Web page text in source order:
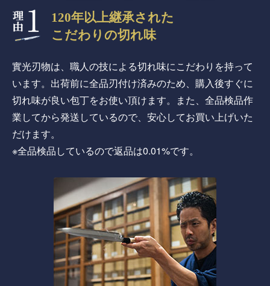
120年以上継承された
こだわりの切れ味
實光刃物は、職人の技による切れ味にこだわりを持って
います。出荷前に全品刃付け済みのため、購入後すぐに
切れ味が良い包丁をお使い頂けます。また、全品検品作
業してから発送しているので、安心してお買い上げいた
だけます。
※全品検品しているので返品は0.01%です。